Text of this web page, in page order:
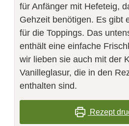
für Anfänger mit Hefeteig,
Gehzeit benötigen. Es gibt
für die Toppings. Das
enthält eine einfache
wir lieben sie auch mit der
Vanilleglasur, die in den
enthalten sind.
Rezept